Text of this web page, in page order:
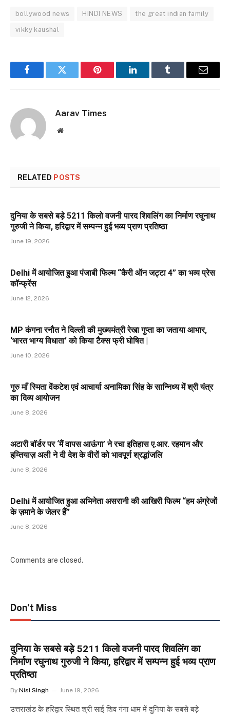
bollywood news HINDI NEWS the great indian family
vikky kaushal
FacebookTwitter Pinterest LinkedInTumblr Email
Aarav Times
Website
RELATED POSTS
दुनिया के सबसे बड़े 5211 किलो वजनी पारद शिवलिंग का निर्माण रघुनाथ
गुरुजी ने किया, हरिद्वार में सम्पन्न हुई भव्य प्राण प्रतिष्ठा
June 19, 2026
Delhi में आयोजित हुआ पंजाबी फिल्म “कैरी ऑन जट्टा 4” का भव्य प्रेस
कॉन्फ्रेंस
June 12, 2026
MP कंगना रनौत ने दिल्ली की मुख्यमंत्री रेखा गुप्ता का जताया आभार,
‘भारत भाग्य विधाता’ को किया टैक्स फ्री घोषित |
June 10, 2026
गुरु माँ स्मिता वेंकटेश एवं आचार्या अनामिका सिंह के सान्निध्य में श्री यंत्र
का दिव्य आयोजन
June 8, 2026
अटारी बॉर्डर पर ‘मैं वापस आऊंगा’ ने रचा इतिहास ए.आर. रहमान और
इम्तियाज़ अली ने दी देश के वीरों को भावपूर्ण श्रद्धांजलि
June 8, 2026
Delhi में आयोजित हुआ अभिनेता असरानी की आखिरी फिल्म “हम अंग्रेजों
के ज़माने के जेलर हैं”
June 8, 2026
Comments are closed.
Don't Miss
दुनिया के सबसे बड़े 5211 किलो वजनी पारद शिवलिंग का
निर्माण रघुनाथ गुरुजी ने किया, हरिद्वार में सम्पन्न हुई भव्य प्राण
प्रतिष्ठा
By Nisi Singh June 19, 2026
उत्तराखंड के हरिद्वार स्थित श्री साई शिव गंगा धाम में दुनिया के सबसे बड़े